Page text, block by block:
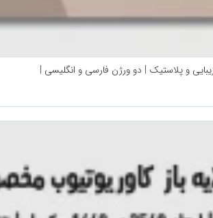
و پلاستیک | دو ورژن فارسی و انگلیسی |